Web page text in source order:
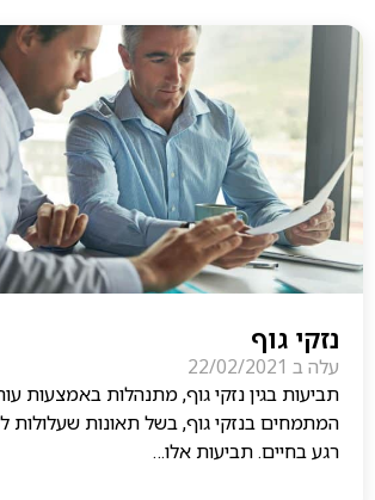
נזקי גוף
עלה ב 22/02/2021
תביעות בגין נזקי גוף, מתנהלות באמצעות
המתמחים בנזקי גוף, בשל תאונות
רגע בחיים. תביעות אלו…